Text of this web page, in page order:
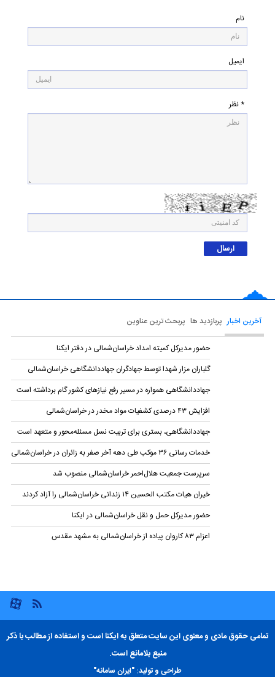
نام
ایمیل
* نظر
آخرین اخبار پربازدید ها پربحث ترین عناوین
حضور مدیرکل کمیته امداد خراسان‌شمالی در دفتر ایکنا
گلباران مزار شهدا توسط جهادگران جهاد‌دانشگاهی خراسان‌شمالی
جهاددانشگاهی همواره در مسیر رفع نیازهای کشور گام برداشته است
افزایش ۴۳ درصدی کشفیات مواد مخدر در خراسان‌شمالی
جهاددانشگاهی، بستری برای تربیت نسل مسئله‌محور و متعهد است
خدمات رسانی ۳۶ موکب طی دهه آخر صفر به زائران در خراسان‌شمالی
سرپرست جمعیت هلال‌احمر خراسان‌شمالی منصوب شد
خیران هیات مکتب الحسین ۱۴ زندانی خراسان‌شمالی را آزاد کردند
حضور مدیرکل حمل و نقل خراسان‌شمالی در ایکنا
اعزام ۸۳ کاروان پیاده از خراسان‌شمالی به مشهد مقدس
تمامی حقوق مادی و معنوی این سایت متعلق به ایکنا است و استفاده از مطالب با ذکر
منبع بلامانع است.
طراحی و تولید: "ایران سامانه"